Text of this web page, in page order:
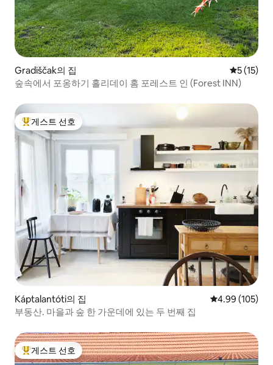
Gradiščak의 집 평점 5점
5 (15)
숲속에서 포옹하기 홀리데이 홈 포레스트 인 (Forest INN)
상위 게스트 선호
게스트 선호
Káptalantóti의 집 평점 4.99점(5
4.99 (105)
부동산. 마을과 숲 한 가운데에 있는 두 번째 집
상위 게스트 선호
게스트 선호